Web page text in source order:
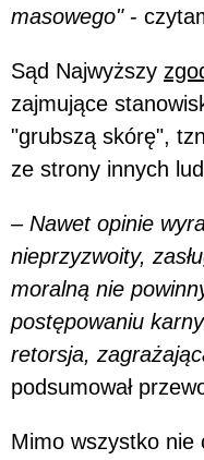
masowego"-
Sąd Najwyższy
zajmujące
"grubszą skórę",
ze strony innych
– Nawet opinie
nieprzyzwoity,
moralną nie
postępowaniu
retorsja,
podsumował
Mimo wszystko nie